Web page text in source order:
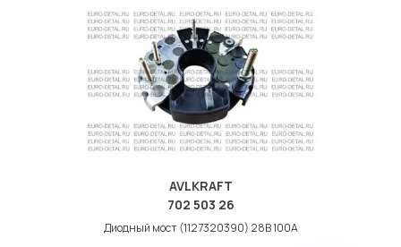
AVLKRAFT
702 503 26
Диодный мост (1127320390) 28В 100А